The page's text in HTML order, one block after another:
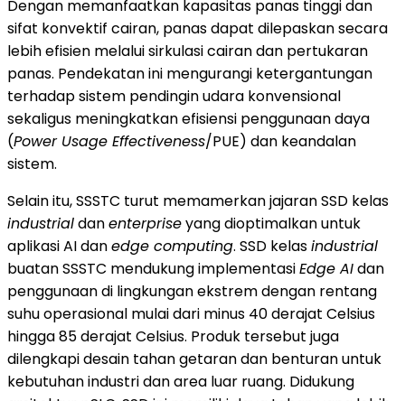
Dengan memanfaatkan kapasitas panas tinggi dan
sifat konvektif cairan, panas dapat dilepaskan secara
lebih efisien melalui sirkulasi cairan dan pertukaran
panas. Pendekatan ini mengurangi ketergantungan
terhadap sistem pendingin udara konvensional
sekaligus meningkatkan efisiensi penggunaan daya
(Power Usage Effectiveness/PUE) dan keandalan
sistem.
Selain itu, SSSTC turut memamerkan jajaran SSD kelas
industrialdanenterpriseyang dioptimalkan untuk
aplikasi AI danedge computing. SSD kelasindustrial
buatan SSSTC mendukung implementasiEdge AIdan
penggunaan di lingkungan ekstrem dengan rentang
suhu operasional mulai dari minus 40 derajat Celsius
hingga 85 derajat Celsius. Produk tersebut juga
dilengkapi desain tahan getaran dan benturan untuk
kebutuhan industri dan area luar ruang. Didukung